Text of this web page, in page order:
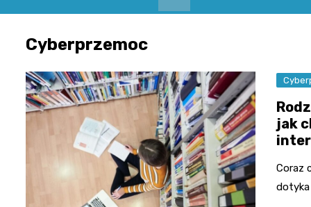
Cyberprzemoc
jak
Coraz
dotyka